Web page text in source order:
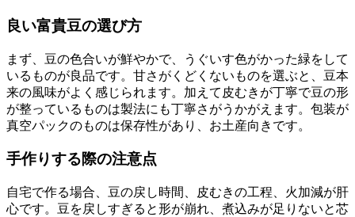
良い富貴豆の選び方
まず、豆の色合いが鮮やかで、うぐいす色がかった緑をして
いるものが良品です。甘さがくどくないものを選ぶと、豆本
来の風味がよく感じられます。加えて皮むきが丁寧で豆の形
が整っているものは製法にも丁寧さがうかがえます。包装が
真空パックのものは保存性があり、お土産向きです。
手作りする際の注意点
自宅で作る場合、豆の戻し時間、皮むきの工程、火加減が肝
心です。豆を戻しすぎると形が崩れ、煮込みが足りないと芯